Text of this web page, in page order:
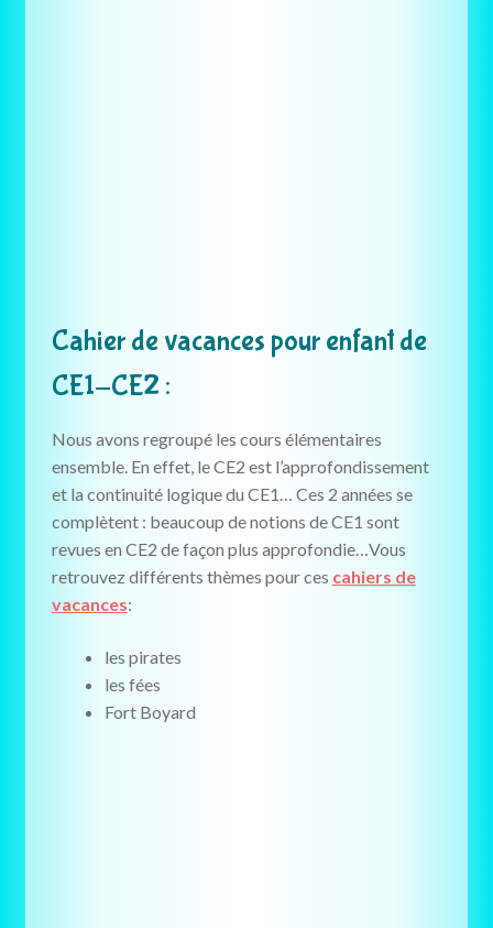
Cahier de vacances pour enfant de
CE1-CE2 :
Nous avons regroupé les cours élémentaires
ensemble. En effet, le CE2 est l’approfondissement
et la continuité logique du CE1… Ces 2 années se
complètent : beaucoup de notions de CE1 sont
revues en CE2 de façon plus approfondie…Vous
retrouvez différents thèmes pour ces cahiers de
vacances:
les pirates
les fées
Fort Boyard